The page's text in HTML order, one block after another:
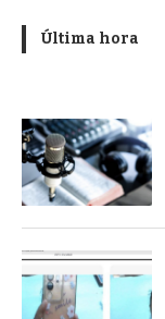
Última hora